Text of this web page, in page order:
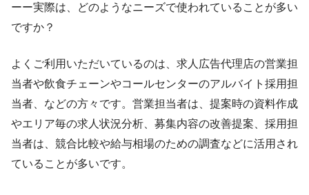
ーー実際は、どのようなニーズで使われていることが多い
ですか？
よくご利用いただいているのは、求人広告代理店の営業担
当者や飲食チェーンやコールセンターのアルバイト採用担
当者、などの方々です。営業担当者は、提案時の資料作成
やエリア毎の求人状況分析、募集内容の改善提案、採用担
当者は、競合比較や給与相場のための調査などに活用され
ていることが多いです。